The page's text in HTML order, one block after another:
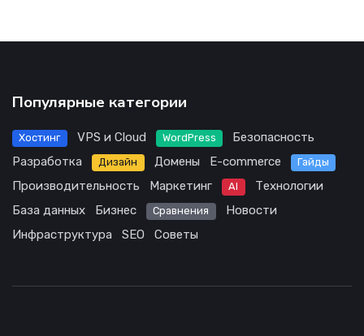
Популярные категории
Хостинг VPS и Cloud WordPress
Безопасность
Разработка
Дизайн Домены E-commerce Гайды
Производительность Маркетинг AI
Технологии
База данных
Бизнес Сравнения
Новости
Инфраструктура
SEO Советы